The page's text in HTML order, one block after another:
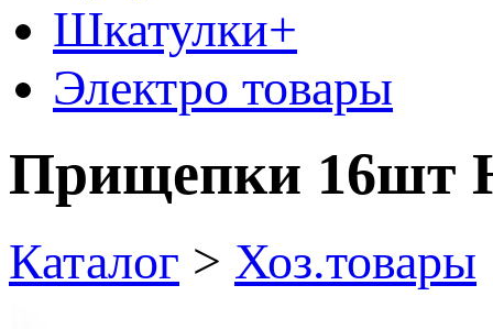
Шкатулки+
Электро товары
Прищепки 16шт
Каталог > Хоз.товары